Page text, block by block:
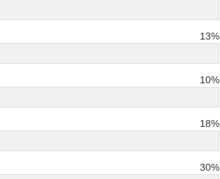
13%
10%
18%
30%